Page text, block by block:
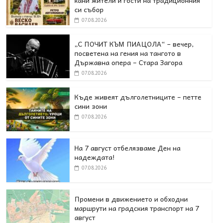
си събор
07.08.2026
„С ПОЧИТ КЪМ ПИАЦОЛА“ – вечер,
посветена на гения на тангото в
Държавна опера – Стара Загора
07.08.2026
Къде живеят дълголетниците – петте
сини зони
07.08.2026
На 7 август отбелязваме Ден на
надеждата!
07.08.2026
Промени в движението и обходни
маршрути на градския транспорт на 7
август